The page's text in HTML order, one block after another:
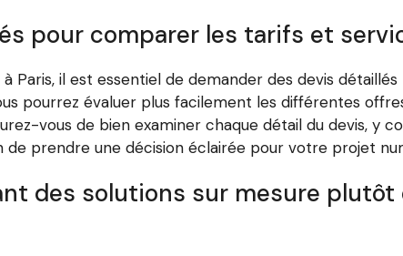
pour comparer les tarifs et
Paris, il est essentiel de demander des devis
pourrez évaluer plus facilement les différentes
vous de bien examiner chaque détail du devis, y
prendre une décision éclairée pour votre projet
des solutions sur mesure plutôt